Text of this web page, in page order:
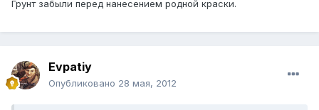
Грунт забыли перед нанесением родной краски.
Evpatiy
Опубликовано 28 мая, 2012